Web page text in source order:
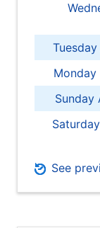
Sunday
See